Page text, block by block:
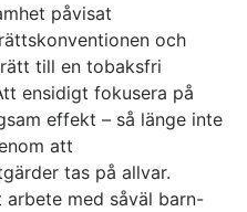
påvisat
och
till en tobaksfri
ensidigt fokusera på
effekt – så länge inte
att
tas på allvar.
med såväl barn-